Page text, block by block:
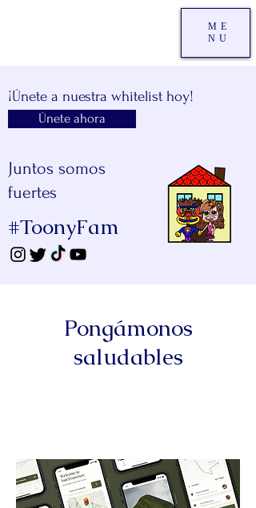
ME
NU
¡Únete a nuestra whitelist hoy!
Únete ahora
#ToonyFam
Juntos somos
fuertes
Pongámonos
saludables